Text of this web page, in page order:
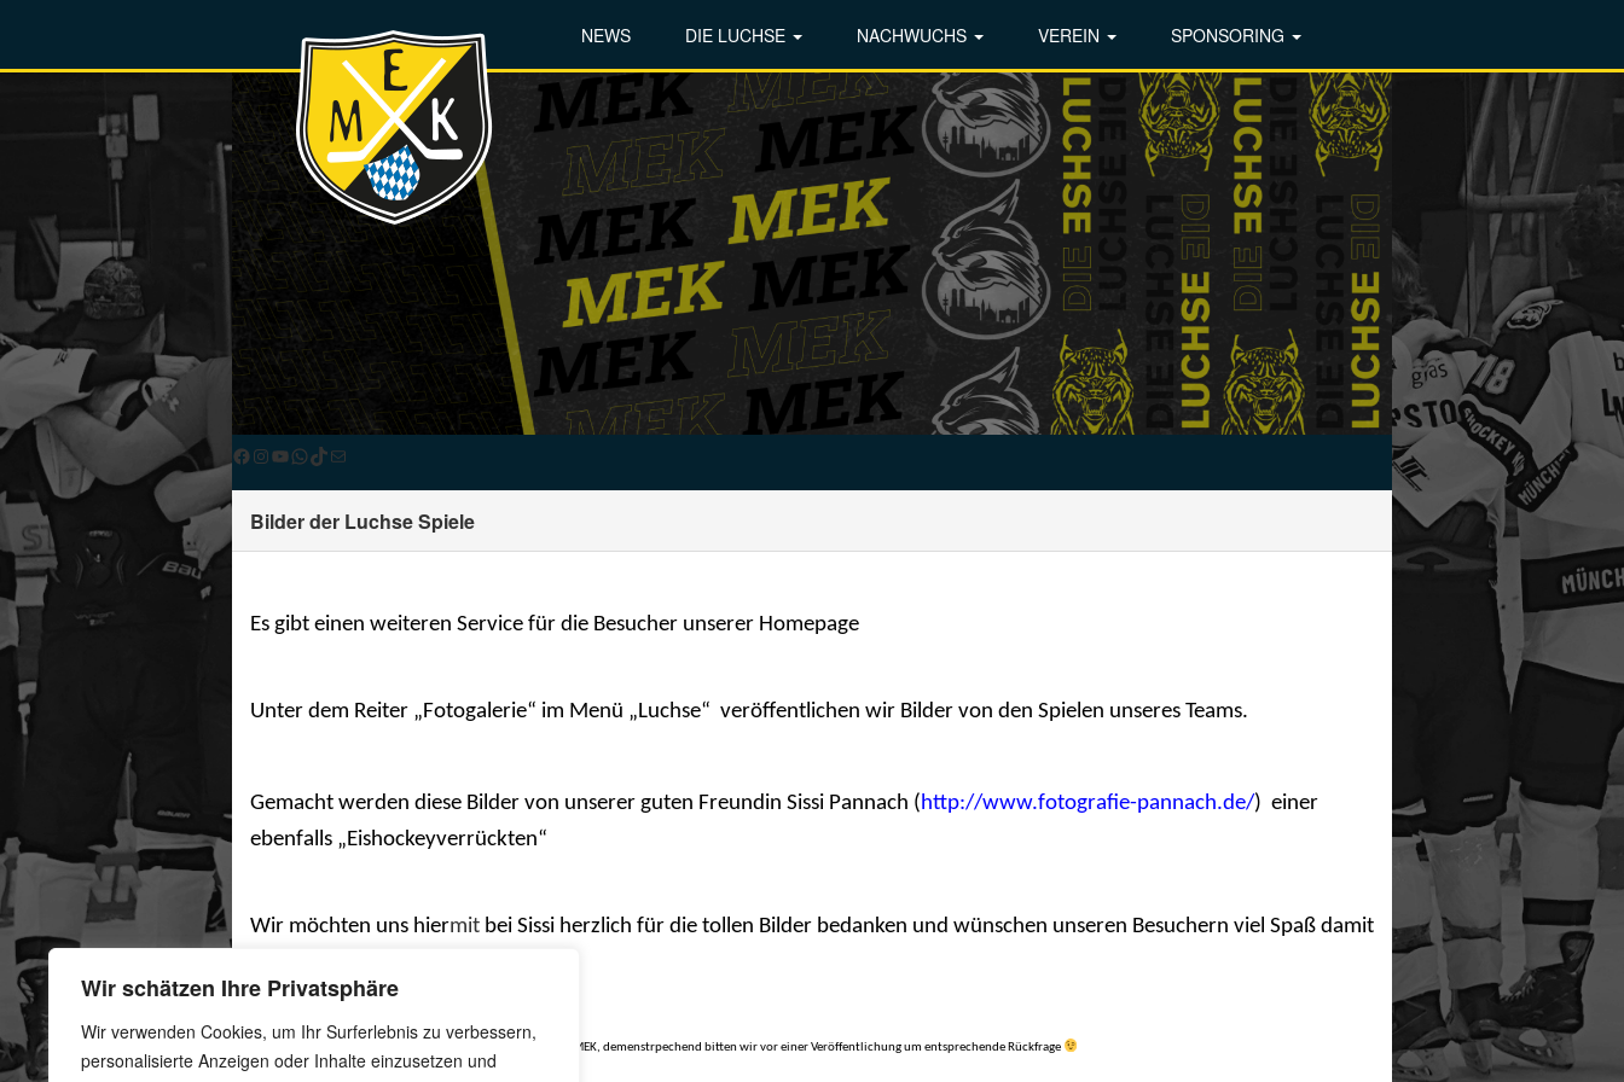
Wir schätzen Ihre Privatsphäre
Wir verwenden Cookies, um Ihr Surferlebnis zu verbessern,
personalisierte Anzeigen oder Inhalte einzusetzen und
NEWS DIE LUCHSE NACHWUCHS VEREIN SPONSORING
Facebook
Instagram
YouTube
WhatsApp
TikTok
E-Mail
Bilder der Luchse Spiele
Es gibt einen weiteren Service für die Besucher unserer Homepage
Unter dem Reiter „Fotogalerie“ im Menü „Luchse“ veröffentlichen wir Bilder von den Spielen unseres Teams.
Gemacht werden diese Bilder von unserer guten Freundin Sissi Pannach (http://www.fotografie-pannach.de/) einer
ebenfalls „Eishockeyverrückten“
Wir möchten uns hiermit bei Sissi herzlich für die tollen Bilder bedanken und wünschen unseren Besuchern viel Spaß damit
Das Copyright für die Bilder liegt bei Sissi Pannach und dem MEK, demenstrpechend bitten wir vor einer Veröffentlichung um entsprechende Rückfrage